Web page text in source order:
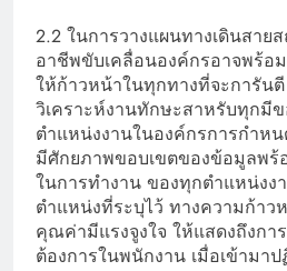
2.2 ในการวางแผนทางเดินสาย
อาชีพขับเคลื่อนองค์กรอาจพร้อ
ให้ก้าวหน้าในทุกทางที่จะการัน
วิเคราะห์งานทักษะสาหรับทุกมี
ตำแหน่งงานในองค์กรการกำห
มีศักยภาพขอบเขตของข้อมูลพ
ในการทำงาน ของทุกตำแหน่ง
ตำแหน่งที่ระบุไว้ ทางความก้า
คุณค่ามีแรงจูงใจ ให้แสดงถึงกา
ต้องการในพนักงาน เมื่อเข้ามา